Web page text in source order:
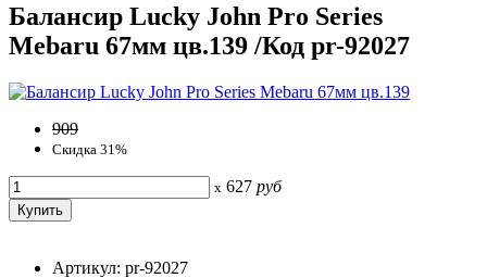
Балансир Lucky John Pro Series
Mebaru 67мм цв.139 /Код pr-92027
909
Скидка 31%
x 627 руб
Артикул: pr-92027